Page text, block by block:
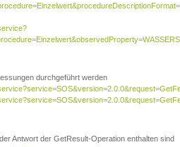
durchgeführt werden
Antwort der GetResult-Operation enthalten sind